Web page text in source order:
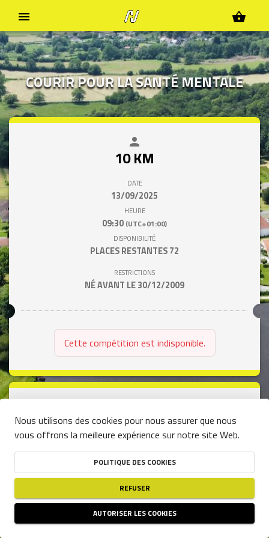
menu shopping_basket
COURIR POUR LA SANTÉ MENTALE
person
10 KM
DATE
13/09/2025
HEURE
09:30 (UTC+01:00)
DISPONIBILITÉ
PLACES RESTANTES72
RESTRICTIONS
NÉ AVANT LE 30/12/2009
Cette compétition est indisponible.
5 KM
13/09/2025
HEURE
09:40(UTC+01:00)
DISPONIBILITÉ
PLACES RESTANTES49
close
Nous utilisons des cookies pour nous assurer que nous
vous offrons la meilleure expérience sur notre site Web.
POLITIQUE DES COOKIES
REFUSER
AUTORISER LES COOKIES